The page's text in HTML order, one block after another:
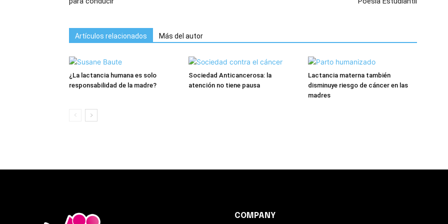
Artículos relacionados Más del autor
¿La lactancia humana es solo
responsabilidad de la madre?
Sociedad Anticancerosa: la
atención no tiene pausa
Lactancia materna también
disminuye riesgo de cáncer en las
madres
COMPANY